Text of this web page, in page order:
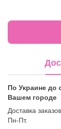
По Украине до
Вашем городе
Доставка
Пн-Пт.